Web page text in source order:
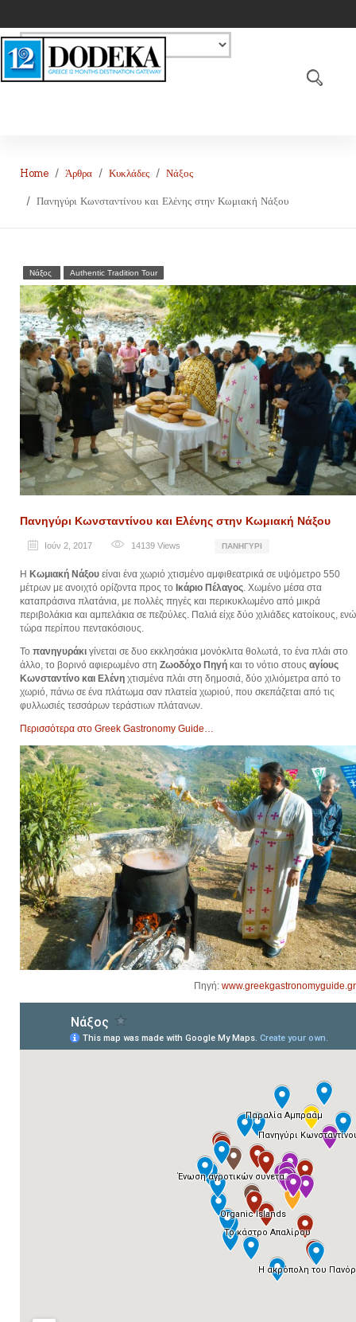
Home Άρθρα Κυκλάδες Νάξος
Πανηγύρι Κωνσταντίνου και Ελένης στην Κωμιακή Νάξου
Νάξος Authentic Tradition Tour
Πανηγύρι Κωνσταντίνου και Ελένης στην Κωμιακή Νάξου
Ιούν 2, 2017 14139 Views ΠΑΝΗΓΎΡΙ
Η Κωμιακή Νάξου είναι ένα χωριό χτισμένο αμφιθεατρικά σε υψόμετρο 550
μέτρων με ανοιχτό ορίζοντα προς το Ικάριο Πέλαγος. Χωμένο μέσα στα
καταπράσινα πλατάνια, με πολλές πηγές και περικυκλωμένο από μικρά
περιβολάκια και αμπελάκια σε πεζούλες. Παλιά είχε δύο χιλιάδες κατοίκους, ενώ
τώρα περίπου πεντακόσιους.
Το πανηγυράκι γίνεται σε δυο εκκλησάκια μονόκλιτα θολωτά, το ένα πλάι στο
άλλο, το βορινό αφιερωμένο στη Ζωοδόχο Πηγή και το νότιο στους αγίους
Κωνσταντίνο και Ελένη χτισμένα πλάι στη δημοσιά, δύο χιλιόμετρα από το
χωριό, πάνω σε ένα πλάτωμα σαν πλατεία χωριού, που σκεπάζεται από τις
φυλλωσιές τεσσάρων τεράστιων πλάτανων.
Περισσότερα στο Greek Gastronomy Guide…
Πηγή: www.greekgastronomyguide.gr